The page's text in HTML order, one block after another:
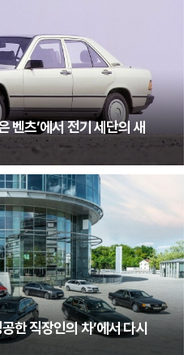
벤츠’에서 전기 세단의 새
한 직장인의 차’에서 다시